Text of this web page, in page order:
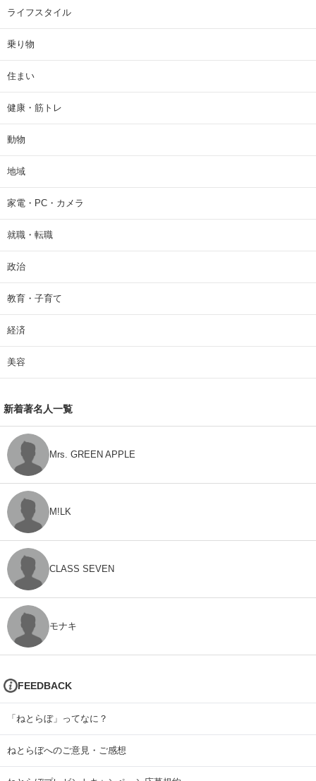
ライフスタイル
乗り物
住まい
健康・筋トレ
動物
地域
家電・PC・カメラ
就職・転職
政治
教育・子育て
経済
美容
新着著名人一覧
Mrs. GREEN APPLE
M!LK
CLASS SEVEN
モナキ
FEEDBACK
「ねとらぼ」ってなに？
ねとらぼへのご意見・ご感想